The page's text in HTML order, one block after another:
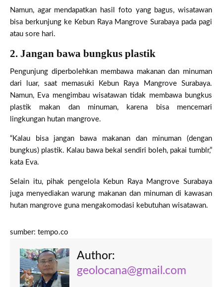
Namun, agar mendapatkan hasil foto yang bagus, wisatawan
bisa berkunjung ke Kebun Raya Mangrove Surabaya pada pagi
atau sore hari.
2. Jangan bawa bungkus plastik
Pengunjung diperbolehkan membawa makanan dan minuman
dari luar, saat memasuki Kebun Raya Mangrove Surabaya.
Namun, Eva mengimbau wisatawan tidak membawa bungkus
plastik makan dan minuman, karena bisa mencemari
lingkungan hutan mangrove.
“Kalau bisa jangan bawa makanan dan minuman (dengan
bungkus) plastik. Kalau bawa bekal sendiri boleh, pakai tumblr,”
kata Eva.
Selain itu, pihak pengelola Kebun Raya Mangrove Surabaya
juga menyediakan warung makanan dan minuman di kawasan
hutan mangrove guna mengakomodasi kebutuhan wisatawan.
sumber: tempo.co
Author:
geolocana@gmail.com